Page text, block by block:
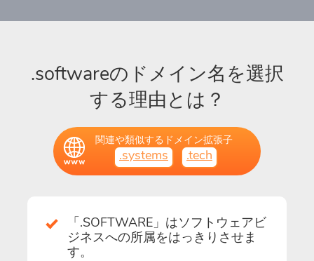
.softwareのドメイン名を選択
する理由とは？
関連や類似するドメイン拡張子
.systems .tech
「.SOFTWARE」はソフトウェアビ
ジネスへの所属をはっきりさせま
す。